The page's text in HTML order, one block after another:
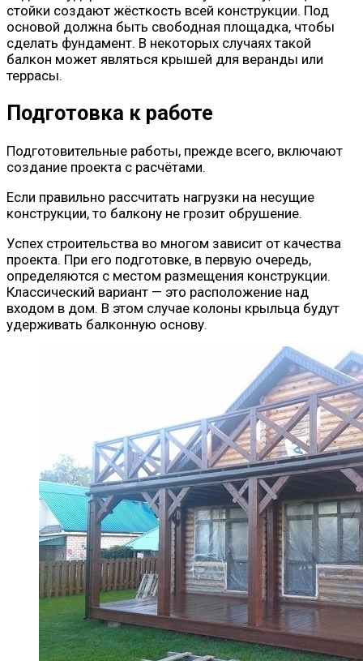
стойки создают жёсткость всей конструкции. Под
основой должна быть свободная площадка, чтобы
сделать фундамент. В некоторых случаях такой
балкон может являться крышей для веранды или
террасы.
Подготовка к работе
Подготовительные работы, прежде всего, включают
создание проекта с расчётами.
Если правильно рассчитать нагрузки на несущие
конструкции, то балкону не грозит обрушение.
Успех строительства во многом зависит от качества
проекта. При его подготовке, в первую очередь,
определяются с местом размещения конструкции.
Классический вариант — это расположение над
входом в дом. В этом случае колоны крыльца будут
удерживать балконную основу.